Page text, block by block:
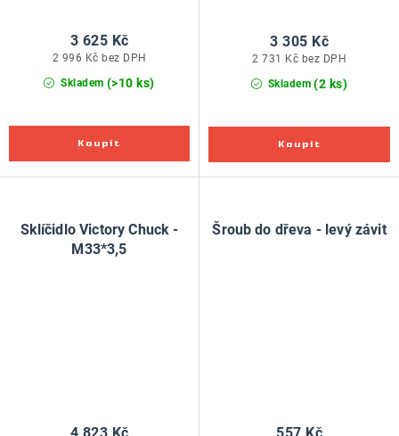
Skladem (>10 ks)
2 996 Kč bez DPH
3 625 Kč
Skladem (2 ks)
2 731 Kč bez DPH
3 305 Kč
Sklíčidlo Victory Chuck -
M33*3,5
4 823 Kč
Šroub do dřeva - levý závit